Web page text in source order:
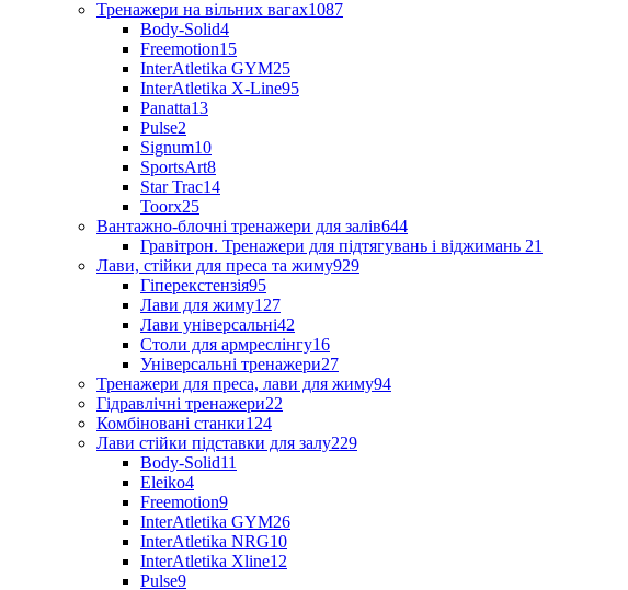
Тренажери на вільних вагах1087
Body-Solid4
Freemotion15
InterAtletika GYM25
InterAtletika X-Line95
Panatta13
Pulse2
Signum10
SportsArt8
Star Trac14
Toorx25
Вантажно-блочні тренажери для залів644
Гравітрон. Тренажери для підтягувань і віджимань 21
Лави, стійки для преса та жиму929
Гіперекстензія95
Лави для жиму127
Лави універсальні42
Столи для армреслінгу16
Універсальні тренажери27
Тренажери для преса, лави для жиму94
Гідравлічні тренажери22
Комбіновані станки124
Лави стійки підставки для залу229
Body-Solid11
Eleiko4
Freemotion9
InterAtletika GYM26
InterAtletika NRG10
InterAtletika Xline12
Pulse9